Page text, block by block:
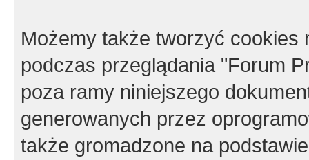
Możemy także tworzyć cookies
podczas przeglądania "Forum
poza ramy niniejszego
generowanych przez
także gromadzone na